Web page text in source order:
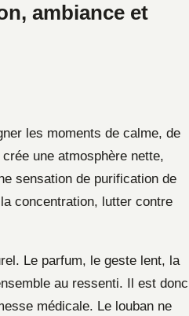
ambiance et
les moments de calme, de
une atmosphère nette,
sensation de purification de
concentration, lutter contre
Le parfum, le geste lent, la
au ressenti. Il est donc
médicale. Le louban ne